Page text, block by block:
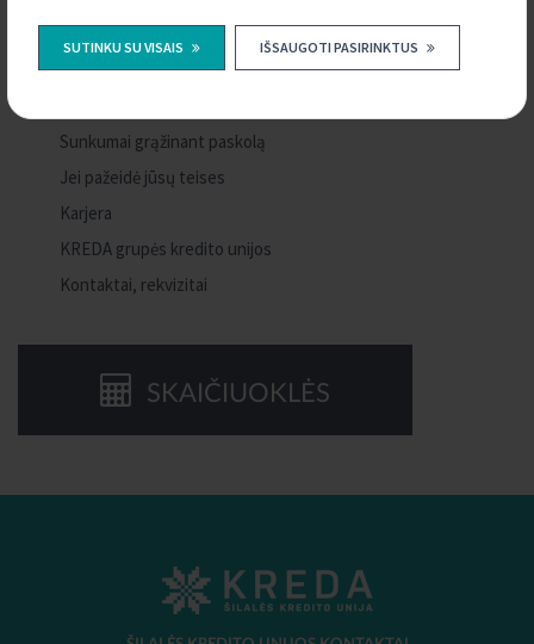
SUTINKU SU VISAIS IŠSAUGOTI PASIRINKTUS
Svarbi informacija
Finansinės ataskaitos
Sunkumai grąžinant paskolą
Jei pažeidė jūsų teises
Karjera
KREDA grupės kredito unijos
Kontaktai, rekvizitai
SKAIČIUOKLĖS